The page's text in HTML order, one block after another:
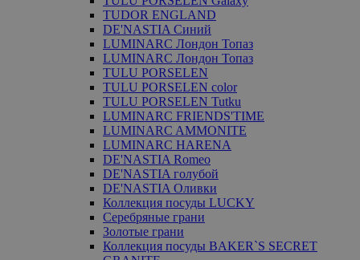
TUDOR ENGLAND
DE'NASTIA Синий
LUMINARC Лондон Топаз
LUMINARC Лондон Топаз
TULU PORSELEN
TULU PORSELEN color
TULU PORSELEN Tutku
LUMINARC FRIENDS'TIME
LUMINARC AMMONITE
LUMINARC HARENA
DE'NASTIA Romeo
DE'NASTIA голубой
DE'NASTIA Оливки
Коллекция посуды LUCKY
Серебряные грани
Золотые грани
Коллекция посуды BAKER`S SECRET